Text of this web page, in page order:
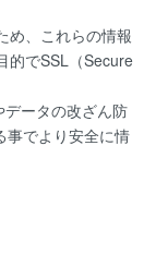
め、これらの情報
的でSSL（Secure
ータの改ざん防
事でより安全に情